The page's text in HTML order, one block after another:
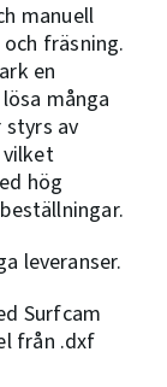
manuell
fräsning.
en
många
styrs av
hög
leveranser.
Surfcam
från .dxf